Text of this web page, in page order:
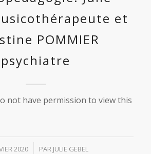
et
POMMIER
psychiatre
not have permission to view this
2020
/ PAR JULIE GEBEL